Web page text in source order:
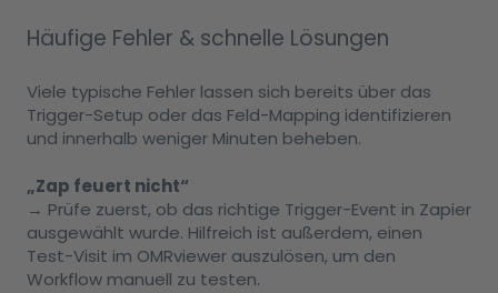
Häufige Fehler & schnelle Lösungen
Viele typische Fehler lassen sich bereits über das
Trigger-Setup oder das Feld-Mapping identifizieren
und innerhalb weniger Minuten beheben.
„Zap feuert nicht“
→ Prüfe zuerst, ob das richtige Trigger-Event in Zapier
ausgewählt wurde. Hilfreich ist außerdem, einen
Test-Visit im OMRviewer auszulösen, um den
Workflow manuell zu testen.